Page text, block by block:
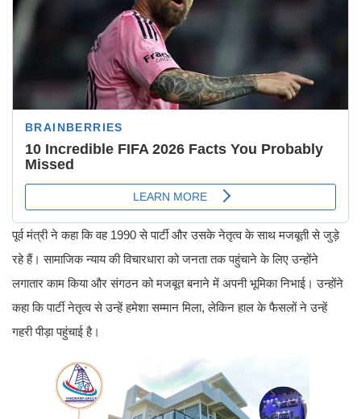
पूर्व मंत्री ने कहा कि वह 1990 से पार्टी और उसके नेतृत्व के साथ मजबूती से जुड़े
रहे हैं। सामाजिक न्याय की विचारधारा को जनता तक पहुंचाने के लिए उन्होंने
लगातार काम किया और संगठन को मजबूत बनाने में अपनी भूमिका निभाई। उन्होंने
कहा कि पार्टी नेतृत्व से उन्हें हमेशा सम्मान मिला, लेकिन हाल के फैसलों ने उन्हें
गहरी पीड़ा पहुंचाई है।